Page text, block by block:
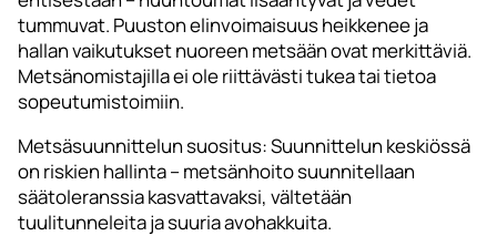
tummuvat. Puuston elinvoimaisuus heikkenee ja
hallan vaikutukset nuoreen metsään ovat merkittäviä.
Metsänomistajilla ei ole riittävästi tukea tai tietoa
sopeutumistoimiin.
Metsäsuunnittelun suositus: Suunnittelun keskiössä
on riskien hallinta – metsänhoito suunnitellaan
säätoleranssia kasvattavaksi, vältetään
tuulitunneleita ja suuria avohakkuita.